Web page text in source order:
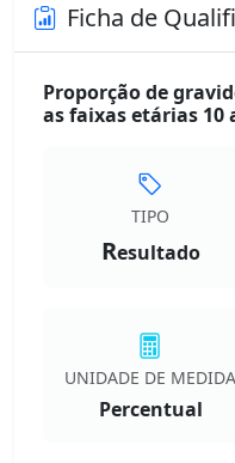
Ficha de
Proporção de
as faixas etárias 10
TIPO
Resultado
UNIDADE DE MEDIDA
Percentual